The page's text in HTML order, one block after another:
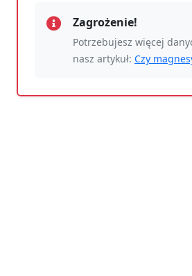
Zagrożenie!
Potrzebujesz więcej
nasz artykuł: Czy